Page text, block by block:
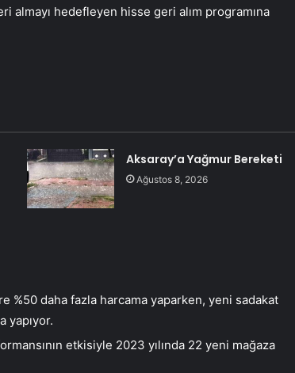
almayı hedefleyen hisse geri alım programına
Aksaray’a Yağmur Bereketi
Ağustos 8, 2026
%50 daha fazla harcama yaparken, yeni sadakat
yapıyor.
etkisiyle 2023 yılında 22 yeni mağaza